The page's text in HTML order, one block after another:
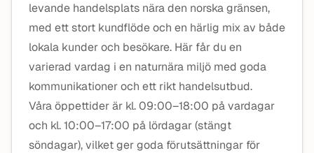
levande handelsplats nära den norska gränsen,
med ett stort kundflöde och en härlig mix av både
lokala kunder och besökare. Här får du en
varierad vardag i en naturnära miljö med goda
kommunikationer och ett rikt handelsutbud.
Våra öppettider är kl. 09:00–18:00 på vardagar
och kl. 10:00–17:00 på lördagar (stängt
söndagar), vilket ger goda förutsättningar för